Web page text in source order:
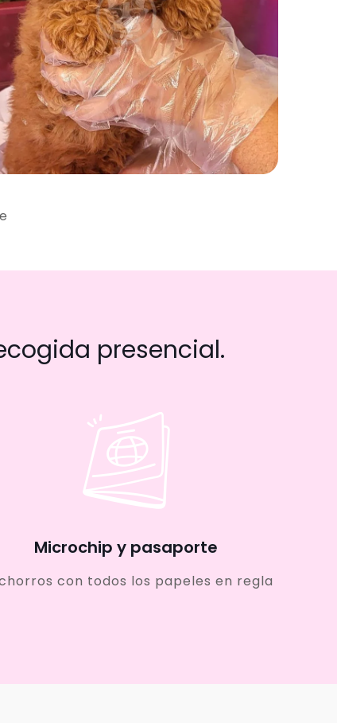
presencial.
Microchip y pasaporte
con todos los papeles en regla